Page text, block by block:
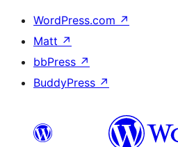
WordPress.com ↗
Matt ↗
bbPress ↗
BuddyPress ↗